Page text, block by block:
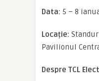
Data: 5 – 8
Locație:
Pavilionul
Despre TCL